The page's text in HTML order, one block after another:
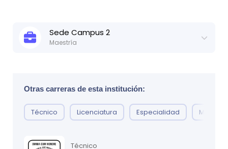
MATERIA
MATERIA
CRÉDITOS
Sede Campus 2
Maestría
Ciclo1
MATERIA
CRÉDITOS
Psicología Clínica 1 0
Otras carreras de esta institución:
Técnico Licenciatura Especialidad Maestría
Técnico